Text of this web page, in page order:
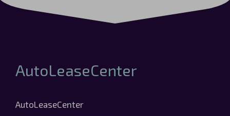
AutoLeaseCenter
AutoLeaseCenter